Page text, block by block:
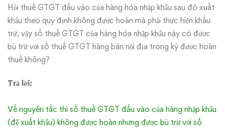
Hỏi thuế GTGT đầu vào của hàng hóa nhập khẩu sau đó xuất
khẩu theo quy định không được hoàn mà phải thực hiện khấu
trừ, vậy số thuế GTGT của hàng hóa nhập khẩu này có được
bù trừ với số thuế GTGT hàng bán nội địa trong kỳ được hoàn
thuế không?
Trả lời:
Về nguyên tắc thì số thuế GTGT đầu vào của hàng nhập khẩu
(để xuất khẩu) không được hoàn nhưng được bù trừ với số